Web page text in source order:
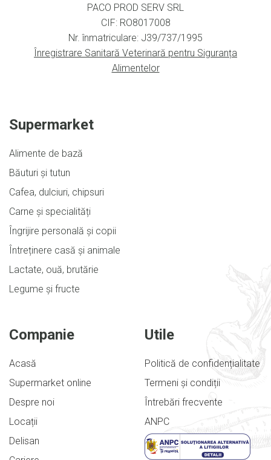
PACO PROD SERV SRL
CIF: RO8017008
Nr. înmatriculare: J39/737/1995
Înregistrare Sanitară Veterinară pentru Siguranța
Alimentelor
Supermarket
Alimente de bază
Băuturi și tutun
Cafea, dulciuri, chipsuri
Carne și specialități
Îngrijire personală și copii
Întreținere casă și animale
Lactate, ouă, brutărie
Legume și fructe
Companie
Acasă
Supermarket online
Despre noi
Locații
Delisan
Utile
Politică de confidențialitate
Termeni și condiții
Întrebări frecvente
ANPC